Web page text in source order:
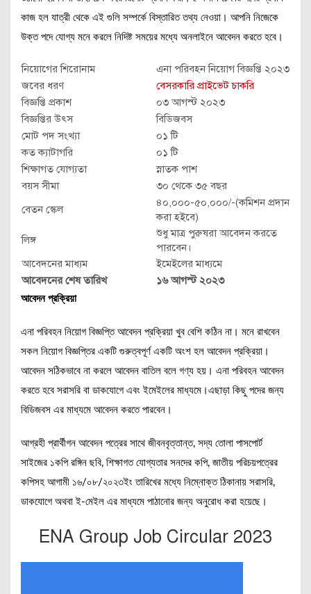
কাজ হল যাত্রী থেকে এই গুলি সম্পর্কে বিস্তারিত তথ্য নেওয়া। আপনি নিজেকে
উক্ত পদে যোগ্য মনে করলে নিদিষ্ট সময়ের মধ্যে অনলাইনে আবেদন করতে হবে।
নিয়োগের শিরোনাম
এনা পরিবহন নিয়োগ বিজ্ঞপ্তি ২০২৩
জবের ধরণ
বেসরকারি প্রাইভেট চাকরি
বিজ্ঞপ্তি প্রকাশ
০৩ আগস্ট ২০২৩
বিজ্ঞপ্তির উৎস
বিডিজবস
মোট পদ সংখ্যা
০১ টি
কত ক্যাটাগরি
০১ টি
শিক্ষাগত যোগ্যতা
স্নাতক পাশ
বয়স সীমা
৩০ থেকে ৩৫ বছর
বেতন স্কেল
৪০,০০০-৫০,০০০/-(কমিশন প্রদান
করা হইবে)
লিঙ্গ
শুধু মাত্র পুরুষরা আবেদন করতে
পারবেন।
আবেদনের মাধ্যম
ইমেইলের মাধ্যমে
আবেদনের শেষ তারিখ
১৬ আগস্ট ২০২৩
আবেদন প্রক্রিয়া
এনা পরিবহন নিয়োগ বিজ্ঞপ্তি আবেদন প্রক্রিয়া খুব বেশি কঠিন না। মনে রাখবেন
সকল নিয়োগ বিজ্ঞপ্তির একটি গুরুত্বপূর্ণ একটি অংশ হল আবেদন প্রক্রিয়া।
আবেদন সঠিকভাবে না করলে আবেদন বাতিল বলে গণ্য হয়। এনা পরিবহন আবেদন
করতে হবে সরাসরি বা ডাকযোগে এবং ইমেইলের মাধ্যমে।এছাড়া কিছু পদের জন্য
বিডিজবস এর মাধ্যমে আবেদন করতে পারবেন।
আগ্রহী প্রার্থীগন আবেদন পত্রের সাথে জীবনবৃত্তান্ত, সদ্য তোলা পাসপোর্ট
সাইজের ১কপি রঙ্গিন ছবি, শিক্ষাগত যোগ্যতার সনদের কপি, জাতীয় পরিচয়পত্রের
কপিসহ আগামী ১৬/০৮/২০২৩ইং তারিখের মধ্যে নিম্নোক্ত ঠিকানায় সরাসরি,
ডাকযোগে অথবা ই-মেইল এর মাধ্যমে পাঠানোর জন্য অনুরোধ করা হয়েছে।
ENA Group Job Circular 2023